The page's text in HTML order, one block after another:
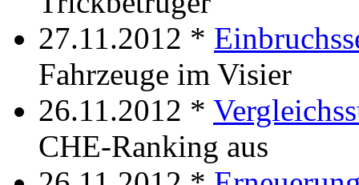
27.11.2012 *
Fahrzeuge im Visier
26.11.2012 *
CHE-Ranking aus